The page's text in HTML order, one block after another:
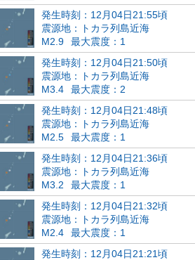
発生時刻：12月04日21:55頃
震源地：トカラ列島近海
M2.9
最大震度：1
発生時刻：12月04日21:50頃
震源地：トカラ列島近海
M3.4
最大震度：2
発生時刻：12月04日21:48頃
震源地：トカラ列島近海
M2.5
最大震度：1
発生時刻：12月04日21:36頃
震源地：トカラ列島近海
M3.2
最大震度：1
発生時刻：12月04日21:32頃
震源地：トカラ列島近海
M2.4
最大震度：1
発生時刻：12月04日21:21頃